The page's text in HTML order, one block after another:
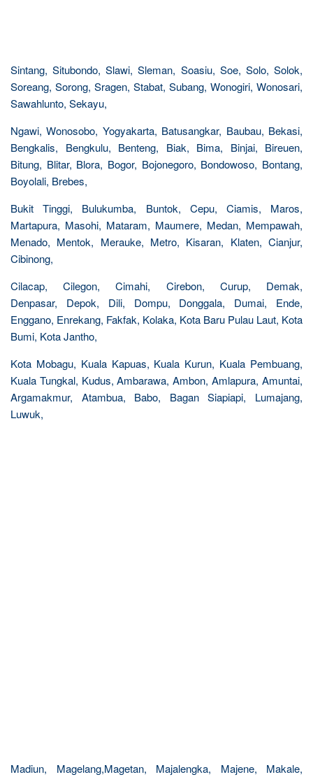
Sintang, Situbondo, Slawi, Sleman, Soasiu, Soe, Solo, Solok,
Soreang, Sorong, Sragen, Stabat, Subang, Wonogiri, Wonosari,
Sawahlunto, Sekayu,
Ngawi, Wonosobo, Yogyakarta, Batusangkar, Baubau, Bekasi,
Bengkalis, Bengkulu, Benteng, Biak, Bima, Binjai, Bireuen,
Bitung, Blitar, Blora, Bogor, Bojonegoro, Bondowoso, Bontang,
Boyolali, Brebes,
Bukit Tinggi, Bulukumba, Buntok, Cepu, Ciamis, Maros,
Martapura, Masohi, Mataram, Maumere, Medan, Mempawah,
Menado, Mentok, Merauke, Metro, Kisaran, Klaten, Cianjur,
Cibinong,
Cilacap, Cilegon, Cimahi, Cirebon, Curup, Demak,
Denpasar, Depok, Dili, Dompu, Donggala, Dumai, Ende,
Enggano, Enrekang, Fakfak, Kolaka, Kota Baru Pulau Laut, Kota
Bumi, Kota Jantho,
Kota Mobagu, Kuala Kapuas, Kuala Kurun, Kuala Pembuang,
Kuala Tungkal, Kudus, Ambarawa, Ambon, Amlapura, Amuntai,
Argamakmur, Atambua, Babo, Bagan Siapiapi, Lumajang,
Luwuk,
Madiun, Magelang,Magetan, Majalengka, Majene, Makale,